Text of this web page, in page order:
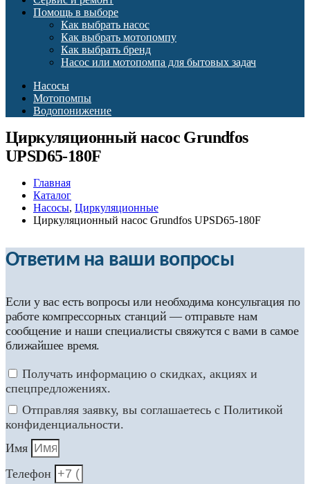
Помощь в выборе
Как выбрать насос
Как выбрать мотопомпу
Как выбрать бренд
Насос или мотопомпа для бытовых задач
Насосы
Мотопомпы
Водопонижение
Циркуляционный насос Grundfos
UPSD65-180F
Главная
Каталог
Насосы, Циркуляционные
Циркуляционный насос Grundfos UPSD65-180F
Ответим на ваши вопросы
Если у вас есть вопросы или необходима консультация по
работе компрессорных станций — отправьте нам
сообщение и наши специалисты свяжутся с вами в самое
ближайшее время.
Получать информацию о скидках, акциях и
спецпредложениях.
Отправляя заявку, вы соглашаетесь с Политикой
конфиденциальности.
Имя
Телефон